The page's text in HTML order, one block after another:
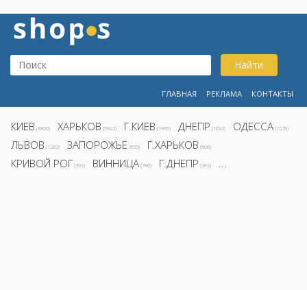
Найти
ГЛАВНАЯ РЕКЛАМА КОНТАКТЫ
КИЕВ (8800) ХАРЬКОВ (5922) Г.КИЕВ (1995) ДНЕПР (1692) ОДЕССА (1578)
ЛЬВОВ (1282) ЗАПОРОЖЬЕ (855) Г.ХАРЬКОВ (808)
КРИВОЙ РОГ (392) ВИННИЦА (390) Г.ДНЕПР (362) ...